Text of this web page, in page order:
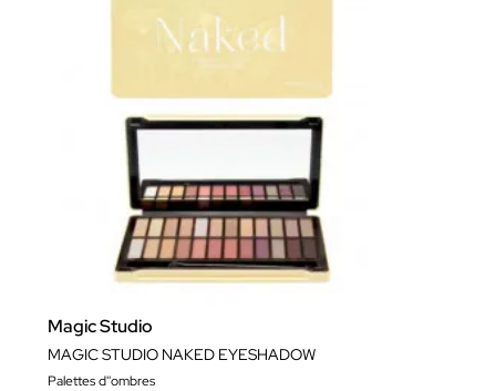
Magic Studio
MAGIC STUDIO NAKED EYESHADOW
Palettes d''ombres